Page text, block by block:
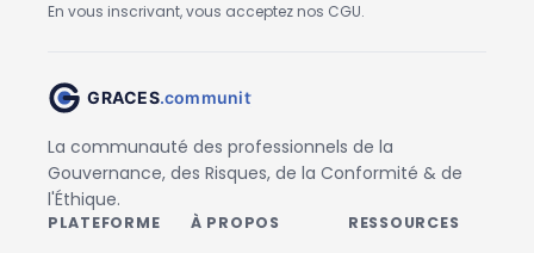
En vous inscrivant, vous acceptez nos CGU.
La communauté des professionnels de la
Gouvernance, des Risques, de la Conformité & de
l'Éthique.
PLATEFORME À PROPOS RESSOURCES